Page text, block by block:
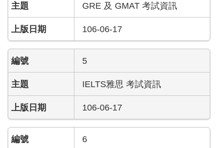
GRE 及 GMAT 考試資訊
106-06-17
5
IELTS雅思 考試資訊
106-06-17
6